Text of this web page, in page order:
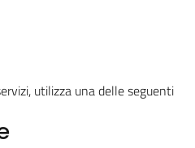
utilizza una delle seguenti